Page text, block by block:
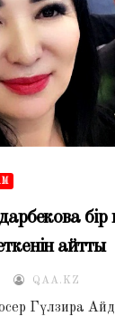
бір
айтты
QAA.KZ
Гүлзира